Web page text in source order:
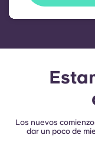
Los nuevos
dar un poco de